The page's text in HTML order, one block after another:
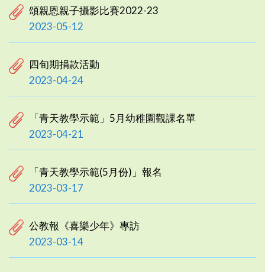
頌親恩親子攝影比賽2022-23
2023-05-12
四旬期捐款活動
2023-04-24
「青天教學示範」5月幼稚園觀課名單
2023-04-21
「青天教學示範(5月份)」報名
2023-03-17
公教報《喜樂少年》專訪
2023-03-14